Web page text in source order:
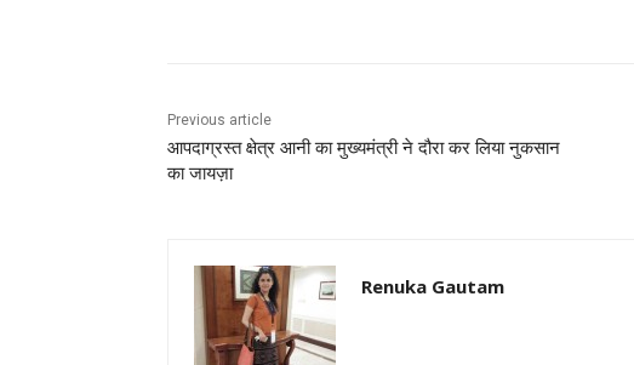
Previous article
आपदाग्रस्त क्षेत्र आनी का मुख्यमंत्री ने दौरा कर लिया नुकसान
का जायज़ा
Renuka Gautam